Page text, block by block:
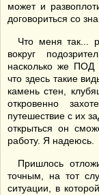
может и
договориться со
Что меня так...
вокруг
насколько же ПОД
что здесь такие
камень стен,
откровенно
путешествие с их
открыться он
работу. Я надеюсь.
Пришлось
точным, на тот
ситуации, в